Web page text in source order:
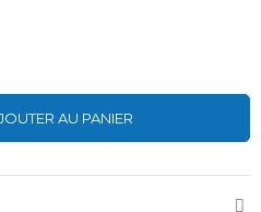
AU PANIER